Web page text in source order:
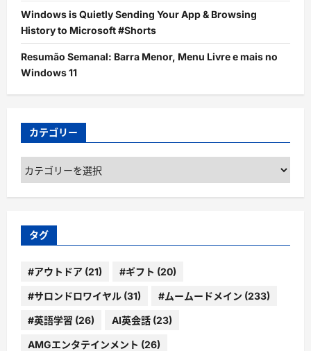
Windows is Quietly Sending Your App & Browsing
History to Microsoft #Shorts
Resumão Semanal: Barra Menor, Menu Livre e mais no
Windows 11
カテゴリー
カ
テ
ゴ
ー
タグ
#アウトドア (21) #ギフト (20)
#サロンドロワイヤル (31) #ムームードメイン (233)
#英語学習 (26) AI英会話 (23)
AMGエンタテインメント (26)